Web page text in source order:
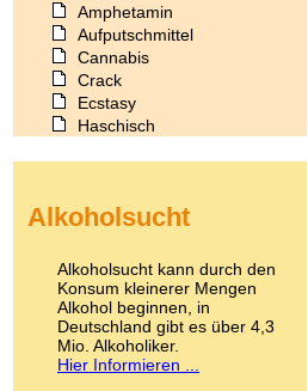
Amphetamin
Aufputschmittel
Cannabis
Crack
Ecstasy
Haschisch
Kokain
LSD
Marihuana
Medikamente
Meskalin
Metamphetamin
Methadon
Alkoholsucht
Alkoholsucht kann durch den
Konsum kleinerer Mengen
Alkohol beginnen, in
Deutschland gibt es über 4,3
Mio. Alkoholiker.
Hier Informieren ...